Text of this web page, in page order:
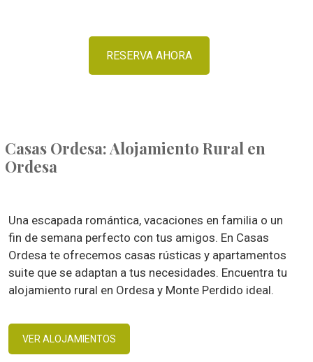
RESERVA AHORA
Casas Ordesa: Alojamiento Rural en
Ordesa
Una escapada romántica, vacaciones en familia o un
fin de semana perfecto con tus amigos. En Casas
Ordesa te ofrecemos casas rústicas y apartamentos
suite que se adaptan a tus necesidades. Encuentra tu
alojamiento rural en Ordesa y Monte Perdido ideal.
VER ALOJAMIENTOS